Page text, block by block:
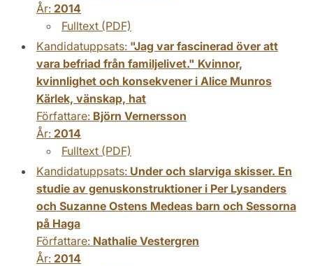
År: 2014
Fulltext (PDF)
Kandidatuppsats: "Jag var fascinerad över att
vara befriad från familjelivet." Kvinnor,
kvinnlighet och konsekvener i Alice Munros
Kärlek, vänskap, hat
Författare: Björn Vernersson
År: 2014
Fulltext (PDF)
Kandidatuppsats: Under och slarviga skisser. En
studie av genuskonstruktioner i Per Lysanders
och Suzanne Ostens Medeas barn och Sessorna
på Haga
Författare: Nathalie Vestergren
År: 2014